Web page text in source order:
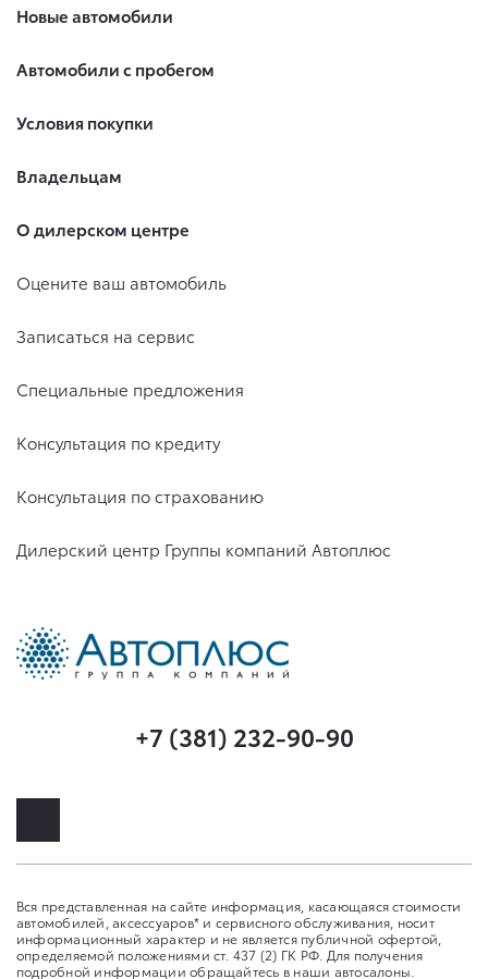
Новые автомобили
Автомобили с пробегом
Условия покупки
Владельцам
О дилерском центре
Оцените ваш автомобиль
Записаться на сервис
Специальные предложения
Консультация по кредиту
Консультация по страхованию
Дилерский центр Группы компаний Автоплюс
+7 (381) 232-90-90
Вся представленная на сайте информация, касающаяся стоимости
автомобилей, аксессуаров* и сервисного обслуживания, носит
информационный характер и не является публичной офертой,
определяемой положениями ст. 437 (2) ГК РФ. Для получения
подробной информации обращайтесь в наши автосалоны.